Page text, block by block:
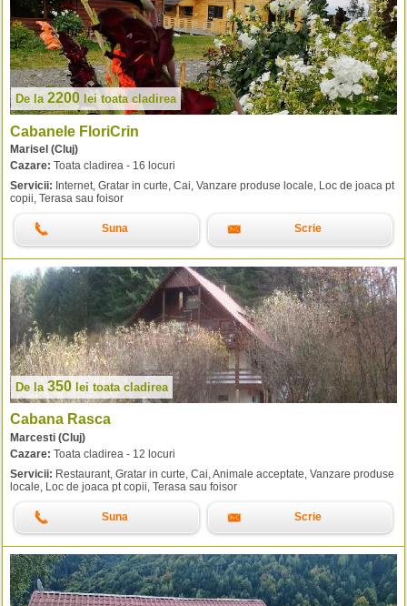
De la 2200 lei toata cladirea
Cabanele FloriCrin
Marisel (Cluj)
Cazare: Toata cladirea - 16 locuri
Servicii: Internet, Gratar in curte, Cai, Vanzare produse locale, Loc de joaca pt
copii, Terasa sau foisor
Suna Scrie
De la 350 lei toata cladirea
Cabana Rasca
Marcesti (Cluj)
Cazare: Toata cladirea - 12 locuri
Servicii: Restaurant, Gratar in curte, Cai, Animale acceptate, Vanzare produse
locale, Loc de joaca pt copii, Terasa sau foisor
Suna Scrie